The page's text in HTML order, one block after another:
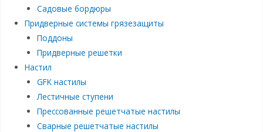
Садовые бордюры
Придверные системы грязезащиты
Поддоны
Придверные решетки
Настил
GFK настилы
Лестичные ступени
Прессованные решетчатые настилы
Сварные решетчатые настилы